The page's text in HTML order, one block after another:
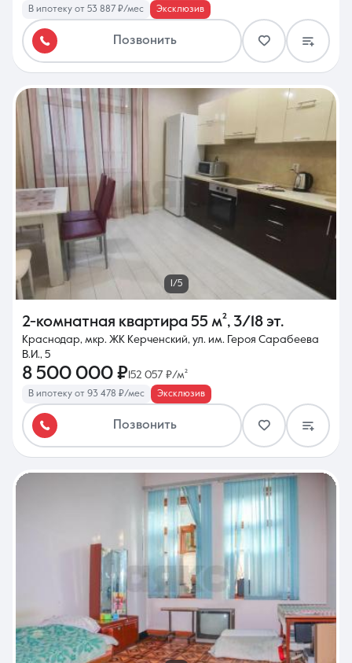
В ипотеку от 53 887 ₽/мес Эксклюзив
Позвонить
1/5
2-комнатная квартира 55 м², 3/18 эт.
Краснодар, мкр. ЖК Керченский, ул. им. Героя Сарабеева
В.И., 5
8 500 000 ₽ 152 057 ₽/м²
В ипотеку от 93 478 ₽/мес Эксклюзив
Позвонить